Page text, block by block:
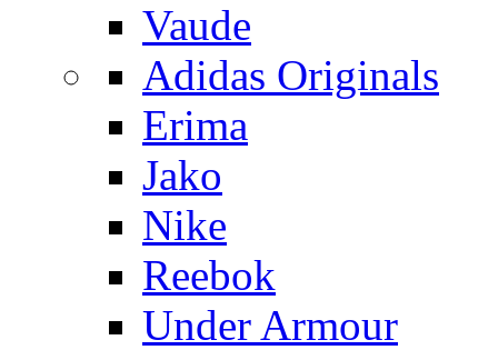
Vaude
Adidas Originals
Erima
Jako
Nike
Reebok
Under Armour